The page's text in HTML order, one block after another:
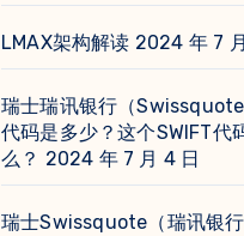
LMAX架构解读 2024 年 7
瑞士瑞讯银行（
代码是多少？这个SWIFT代
么？ 2024 年 7 月 4 日
瑞士Swissquote（瑞讯银